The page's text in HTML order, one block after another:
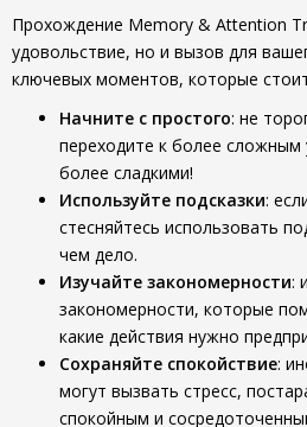
Прохождение Memory & Attention
удовольствие, но и вызов для
ключевых моментов, которые
Начните с простого: не
переходите к более сложным
более сладкими!
Используйте подсказки:
стесняйтесь использовать
чем дело.
Изучайте закономерности:
закономерности, которые
какие действия нужно
Сохраняйте спокойствие:
могут вызвать стресс,
спокойным и